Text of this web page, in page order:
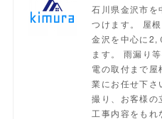
石川県金沢市を
つけます。 屋
金沢を中心に2,
ます。 雨漏り
電の取付まで屋
業にお任せ下さ
撮り、お客様の
工事内容をもれ